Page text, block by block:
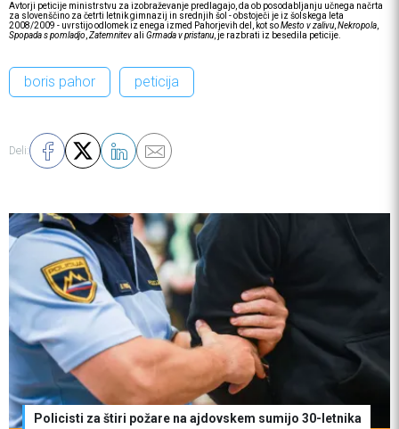
Avtorji peticije ministrstvu za izobraževanje predlagajo, da ob posodabljanju učnega načrta
za slovenščino za četrti letnik gimnazij in srednjih šol - obstoječi je iz šolskega leta
2008/2009 - uvrstijo odlomek iz enega izmed Pahorjevih del, kot soMesto v zalivu Nekropola
Spopada s pomladjo Zatemnitevali Grmada v pristanu , je razbrati iz besedila peticije.
boris pahor peticija
Deli:
Policisti za štiri požare na ajdovskem sumijo 30-letnika